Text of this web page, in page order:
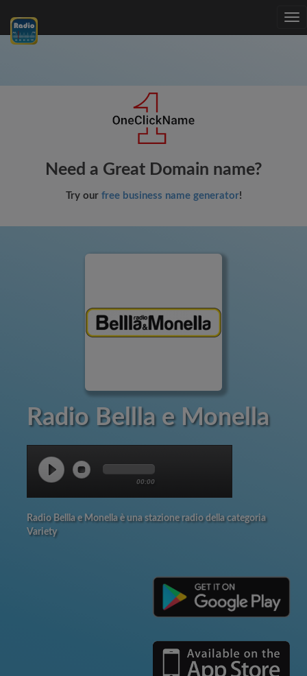
Need a Great Domain name?
Try our free business name generator!
Radio Bellla e Monella
00:00
Radio Bellla e Monella è una stazione radio della categoria
Variety